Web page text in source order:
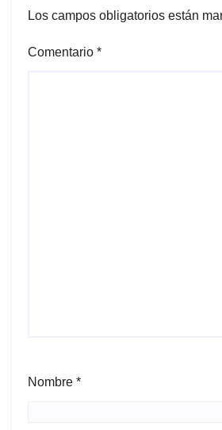
Los campos obligatorios están
Comentario *
Nombre *